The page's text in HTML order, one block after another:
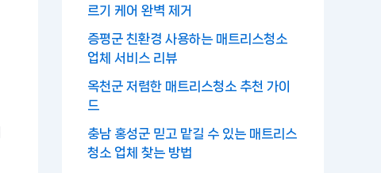
르기 케어 완벽 제거
증평군 친환경 사용하는 매트리스청소
업체 서비스 리뷰
옥천군 저렴한 매트리스청소 추천 가이
드
충남 홍성군 믿고 맡길 수 있는 매트리스
청소 업체 찾는 방법